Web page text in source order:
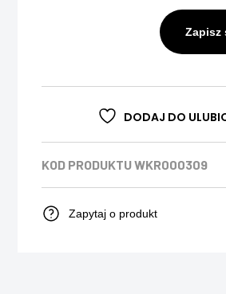
Zapisz
DODAJ DO
KOD PRODUKTUWKR000309
Zapytaj o produkt